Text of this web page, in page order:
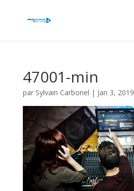
47001-min
par Sylvain Carbonel | Jan 3, 2019